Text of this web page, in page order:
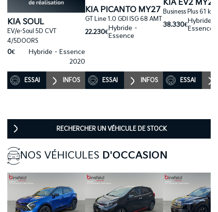
KIA SOUL
EV/e-Soul 5D CVT
4/5DOORS
0€
Hybride - Essence
2020
ESSAI INFOS
KIA PICANTO MY27
GT Line 1.0 GDI ISG 68 AMT
22.230€Hybride -
Essence
ESSAI INFOS
KIA EV2 MY27
Business Plus 61
38.330€Hybride -
Essence
ESSAI
RECHERCHER UN VÉHICULE DE STOCK
NOS VÉHICULES D'OCCASION